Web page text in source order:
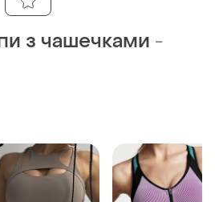
з чашечками -